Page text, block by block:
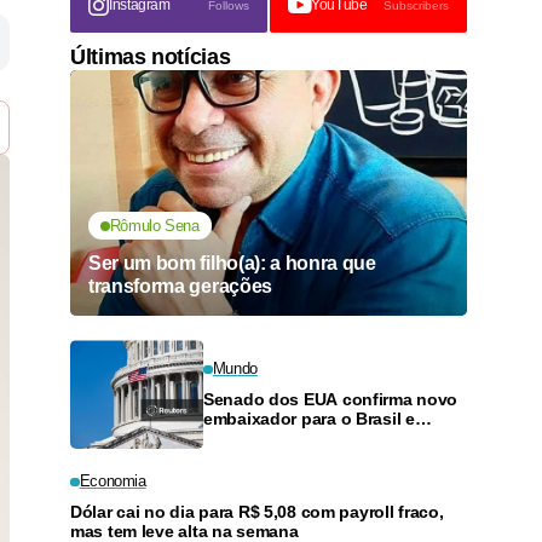
Instagram Follows YouTube Subscribers
Últimas notícias
Rômulo Sena
Ser um bom filho(a): a honra que
transforma gerações
Mundo
Senado dos EUA confirma novo
embaixador para o Brasil e
Economia
Dólar cai no dia para R$ 5,08 com payroll fraco,
mas tem leve alta na semana